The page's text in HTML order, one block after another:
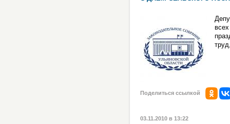
Поделиться ссылкой
03.11.2010 в 13:22